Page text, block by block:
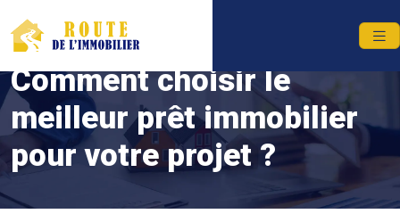
Comment choisir le
meilleur prêt immobilier
pour votre projet ?